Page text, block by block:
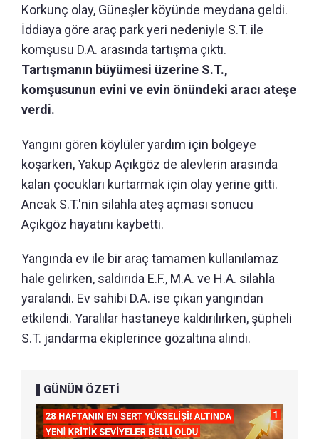
Korkunç olay, Güneşler köyünde meydana geldi.
İddiaya göre araç park yeri nedeniyle S.T. ile
komşusu D.A. arasında tartışma çıktı.
Tartışmanın büyümesi üzerine S.T.,
komşusunun evini ve evin önündeki aracı ateşe
verdi.
Yangını gören köylüler yardım için bölgeye
koşarken, Yakup Açıkgöz de alevlerin arasında
kalan çocukları kurtarmak için olay yerine gitti.
Ancak S.T.'nin silahla ateş açması sonucu
Açıkgöz hayatını kaybetti.
Yangında ev ile bir araç tamamen kullanılamaz
hale gelirken, saldırıda E.F., M.A. ve H.A. silahla
yaralandı. Ev sahibi D.A. ise çıkan yangından
etkilendi. Yaralılar hastaneye kaldırılırken, şüpheli
S.T. jandarma ekiplerince gözaltına alındı.
GÜNÜN ÖZETİ